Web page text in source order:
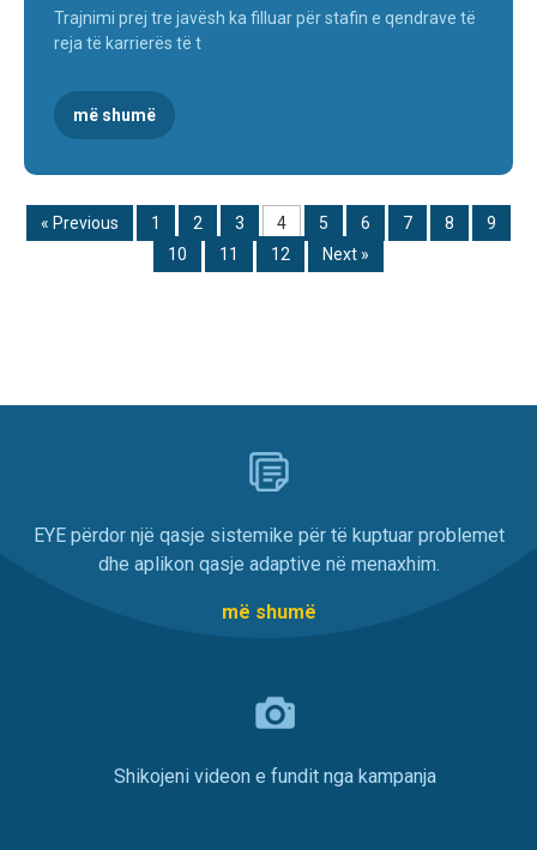
Trajnimi prej tre javësh ka filluar për stafin e qendrave të
reja të karrierës të t
më shumë
« Previous 1 2 3 4 5 6 7 8
9
10
11 12 Next »
EYE përdor një qasje sistemike për të kuptuar problemet
dhe aplikon qasje adaptive në menaxhim.
më shumë
Shikojeni videon e fundit nga kampanja